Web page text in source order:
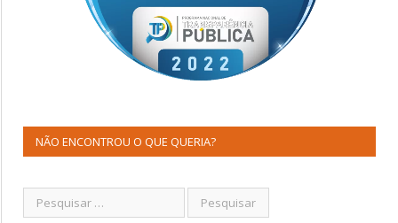
NÃO ENCONTROU O QUE QUERIA?